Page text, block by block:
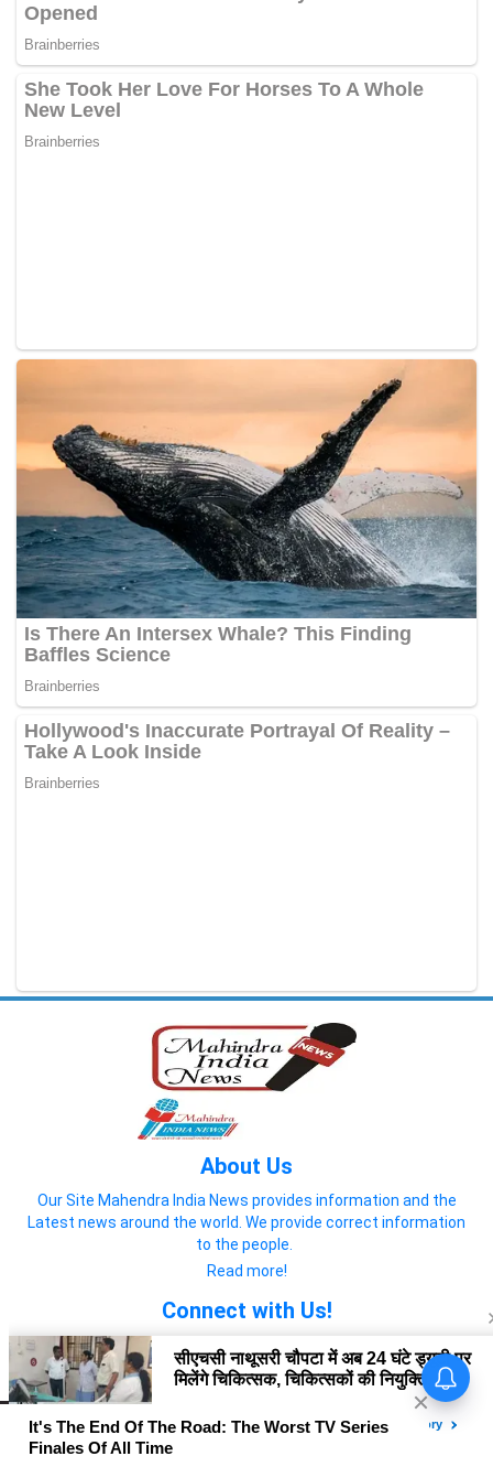
About Us
Our Site Mahendra India News provides information and the
Latest news around the world. We provide correct information
to the people.
Read more!
Connect with Us!
© 2022 Mahendra India News
Home